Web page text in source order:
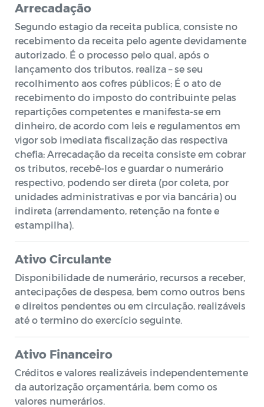
Arrecadação
Segundo estagio da receita publica, consiste no
recebimento da receita pelo agente devidamente
autorizado. É o processo pelo qual, após o
lançamento dos tributos, realiza – se seu
recolhimento aos cofres públicos; É o ato de
recebimento do imposto do contribuinte pelas
repartições competentes e manifesta-se em
dinheiro, de acordo com leis e regulamentos em
vigor sob imediata fiscalização das respectiva
chefia; Arrecadação da receita consiste em cobrar
os tributos, recebê-los e guardar o numerário
respectivo, podendo ser direta (por coleta, por
unidades administrativas e por via bancária) ou
indireta (arrendamento, retenção na fonte e
estampilha).
Ativo Circulante
Disponibilidade de numerário, recursos a receber,
antecipações de despesa, bem como outros bens
e direitos pendentes ou em circulação, realizáveis
até o termino do exercício seguinte.
Ativo Financeiro
Créditos e valores realizáveis independentemente
da autorização orçamentária, bem como os
valores numerários.